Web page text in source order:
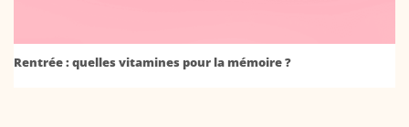
Rentrée : quelles vitamines pour la mémoire ?